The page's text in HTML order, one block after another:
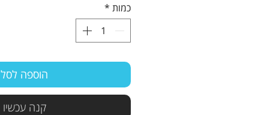
כמות *
הוספה לסל
קנה עכשיו